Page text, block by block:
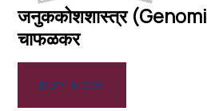
जनुककोशशास्त्र
चाफळकर
BUY NOW